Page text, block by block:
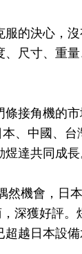
的決心，
尺寸、重
接角機的
、中國、台
達共同成長
機會，日
深獲好評
越日本設備